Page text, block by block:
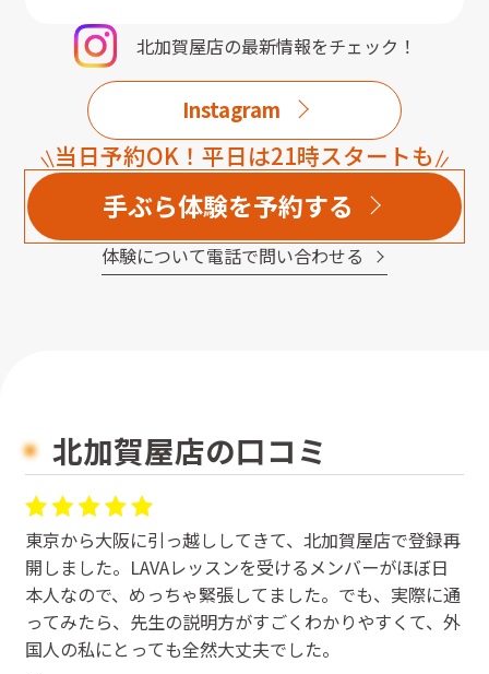
北加賀屋店の最新情報をチェック！
Instagram
当日予約OK！平日は21時スタートも
手ぶら体験を予約する
体験について電話で問い合わせる
北加賀屋店の口コミ
東京から大阪に引っ越ししてきて、北加賀屋店で登録再
開しました。LAVAレッスンを受けるメンバーがほぼ日
本人なので、めっちゃ緊張してました。でも、実際に通
ってみたら、先生の説明方がすごくわかりやすくて、外
国人の私にとっても全然大丈夫でした。